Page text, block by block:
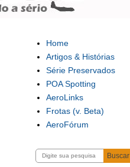
Home
Artigos & Histórias
Série Preservados
POA Spotting
AeroLinks
Frotas (v. Beta)
AeroFórum
Buscar